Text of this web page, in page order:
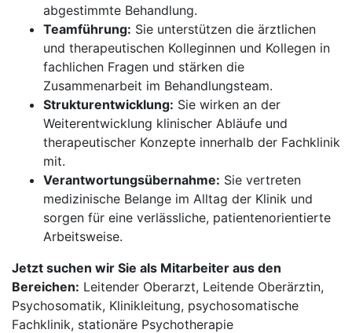
abgestimmte Behandlung.
Teamführung: Sie unterstützen die ärztlichen
und therapeutischen Kolleginnen und Kollegen in
fachlichen Fragen und stärken die
Zusammenarbeit im Behandlungsteam.
Strukturentwicklung: Sie wirken an der
Weiterentwicklung klinischer Abläufe und
therapeutischer Konzepte innerhalb der Fachklinik
mit.
Verantwortungsübernahme: Sie vertreten
medizinische Belange im Alltag der Klinik und
sorgen für eine verlässliche, patientenorientierte
Arbeitsweise.
Jetzt suchen wir Sie als Mitarbeiter aus den
Bereichen: Leitender Oberarzt, Leitende Oberärztin,
Psychosomatik, Klinikleitung, psychosomatische
Fachklinik, stationäre Psychotherapie